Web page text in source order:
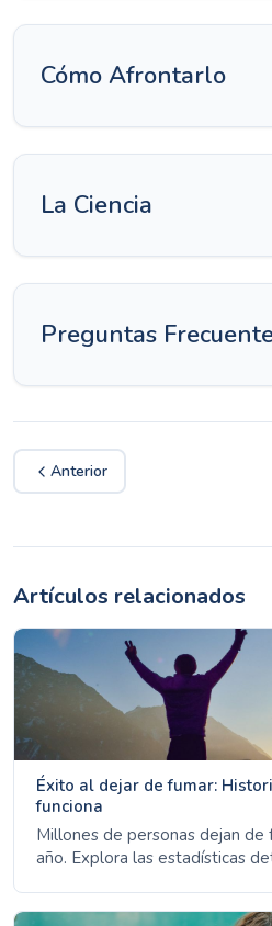
Cómo Afrontarlo
La Ciencia
Preguntas
Anterior
Artículos relacionados
Éxito al dejar de fumar:
funciona
Millones de personas dejan de
año. Explora las estadísticas